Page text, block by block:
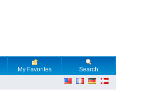
My Favorites
Search